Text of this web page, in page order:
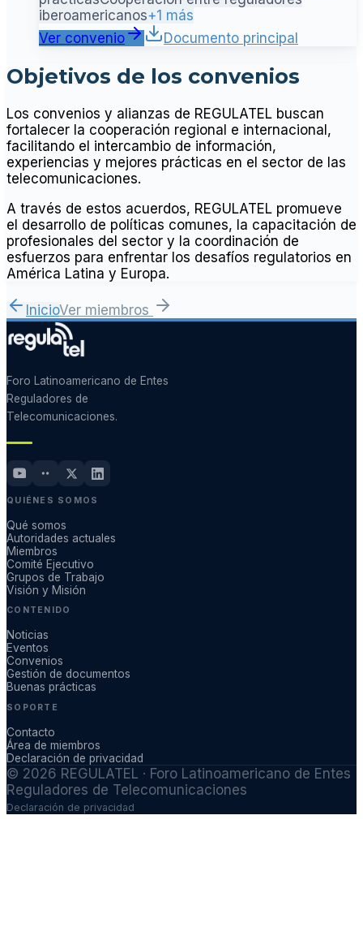
iberoamericanos+1 más
Ver convenio
Documento principal
Objetivos de los convenios
Los convenios y alianzas de REGULATEL buscan
fortalecer la cooperación regional e internacional,
facilitando el intercambio de información,
experiencias y mejores prácticas en el sector de las
telecomunicaciones.
A través de estos acuerdos, REGULATEL promueve
el desarrollo de políticas comunes, la capacitación de
profesionales del sector y la coordinación de
esfuerzos para enfrentar los desafíos regulatorios en
América Latina y Europa.
InicioVer miembros
Foro Latinoamericano de Entes
Reguladores de
Telecomunicaciones.
QUIÉNES SOMOS
Qué somos
Autoridades actuales
Miembros
Comité Ejecutivo
Grupos de Trabajo
Visión y Misión
CONTENIDO
Noticias
Eventos
Convenios
Gestión de documentos
Buenas prácticas
SOPORTE
Contacto
Área de miembros
Declaración de privacidad
© 2026 REGULATEL · Foro Latinoamericano de Entes
Reguladores de Telecomunicaciones
Declaración de privacidad